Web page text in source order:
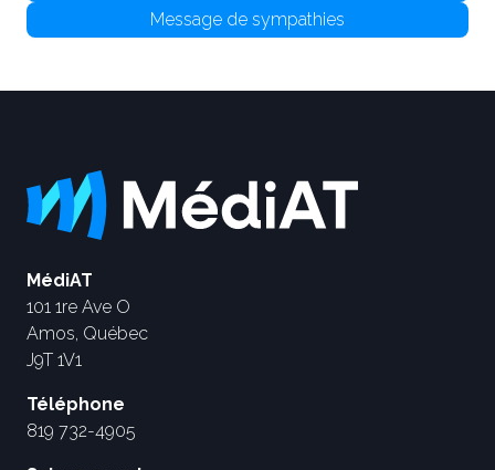
Message de sympathies
MédiAT
101 1re Ave O
Amos, Québec
J9T 1V1
Téléphone
819 732-4905